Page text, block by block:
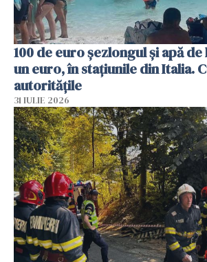
100 de euro șezlongul și apă
un euro, în stațiunile din Italia.
autoritățile
31 IULIE 2026